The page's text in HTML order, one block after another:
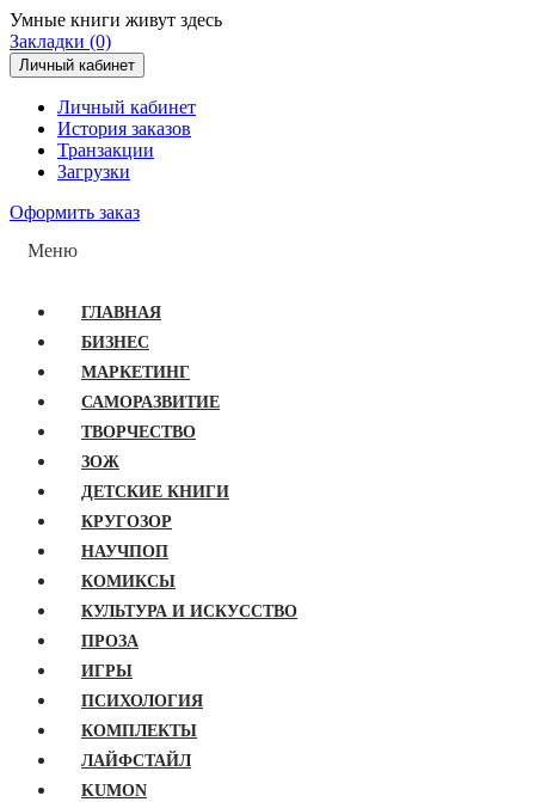
Умные книги живут здесь
Закладки (0)
Личный кабинет
Личный кабинет
История заказов
Транзакции
Загрузки
Оформить заказ
Меню
ГЛАВНАЯ
БИЗНЕС
МАРКЕТИНГ
САМОРАЗВИТИЕ
ТВОРЧЕСТВО
ЗОЖ
ДЕТСКИЕ КНИГИ
КРУГОЗОР
НАУЧПОП
КОМИКСЫ
КУЛЬТУРА И ИСКУССТВО
ПРОЗА
ИГРЫ
ПСИХОЛОГИЯ
КОМПЛЕКТЫ
ЛАЙФСТАЙЛ
KUMON